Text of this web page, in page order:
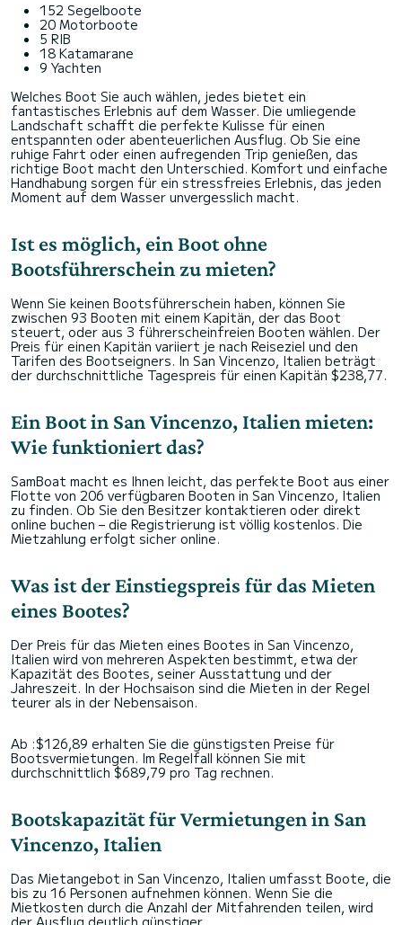
152 Segelboote
20 Motorboote
5 RIB
18 Katamarane
9 Yachten
Welches Boot Sie auch wählen, jedes bietet ein
fantastisches Erlebnis auf dem Wasser. Die umliegende
Landschaft schafft die perfekte Kulisse für einen
entspannten oder abenteuerlichen Ausflug. Ob Sie eine
ruhige Fahrt oder einen aufregenden Trip genießen, das
richtige Boot macht den Unterschied. Komfort und einfache
Handhabung sorgen für ein stressfreies Erlebnis, das jeden
Moment auf dem Wasser unvergesslich macht.
Ist es möglich, ein Boot ohne
Bootsführerschein zu mieten?
Wenn Sie keinen Bootsführerschein haben, können Sie
zwischen 93 Booten mit einem Kapitän, der das Boot
steuert, oder aus 3 führerscheinfreien Booten wählen. Der
Preis für einen Kapitän variiert je nach Reiseziel und den
Tarifen des Bootseigners. In San Vincenzo, Italien beträgt
der durchschnittliche Tagespreis für einen Kapitän $238,77.
Ein Boot in San Vincenzo, Italien mieten:
Wie funktioniert das?
SamBoat macht es Ihnen leicht, das perfekte Boot aus einer
Flotte von 206 verfügbaren Booten in San Vincenzo, Italien
zu finden. Ob Sie den Besitzer kontaktieren oder direkt
online buchen – die Registrierung ist völlig kostenlos. Die
Mietzahlung erfolgt sicher online.
Was ist der Einstiegspreis für das Mieten
eines Bootes?
Der Preis für das Mieten eines Bootes in San Vincenzo,
Italien wird von mehreren Aspekten bestimmt, etwa der
Kapazität des Bootes, seiner Ausstattung und der
Jahreszeit. In der Hochsaison sind die Mieten in der Regel
teurer als in der Nebensaison.
Ab :$126,89 erhalten Sie die günstigsten Preise für
Bootsvermietungen. Im Regelfall können Sie mit
durchschnittlich $689,79 pro Tag rechnen.
Bootskapazität für Vermietungen in San
Vincenzo, Italien
Das Mietangebot in San Vincenzo, Italien umfasst Boote, die
bis zu 16 Personen aufnehmen können. Wenn Sie die
Mietkosten durch die Anzahl der Mitfahrenden teilen, wird